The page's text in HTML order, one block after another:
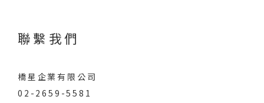
聯繫我們
橋星企業有限公司
02-2659-5581